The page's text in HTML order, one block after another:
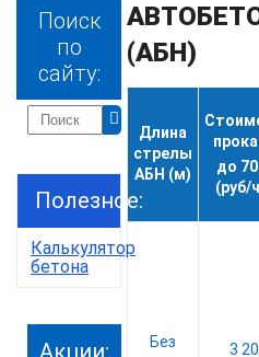
Поиск
по
сайту:
Полезное:
Калькулятор
бетона
Акции:
(АБН)
Длина
стрелы
АБН (м)
до
(руб/
Без
3